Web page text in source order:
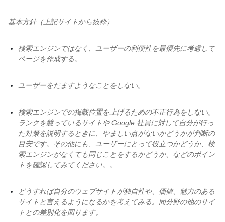
基本方針（上記サイトから抜粋）
検索エンジンではなく、ユーザーの利便性を最優先に考慮して
ページを作成する。
ユーザーをだますようなことをしない。
検索エンジンでの掲載位置を上げるための不正行為をしない。
ランクを競っているサイトや Google 社員に対して自分が行っ
た対策を説明するときに、やましい点がないかどうかが判断の
目安です。その他にも、ユーザーにとって役立つかどうか、検
索エンジンがなくても同じことをするかどうか、などのポイン
トを確認してみてください。。
どうすれば自分のウェブサイトが独自性や、価値、魅力のある
サイトと言えるようになるかを考えてみる。同分野の他のサイ
トとの差別化を図ります。